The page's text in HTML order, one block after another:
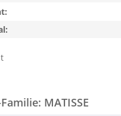
MATISSE